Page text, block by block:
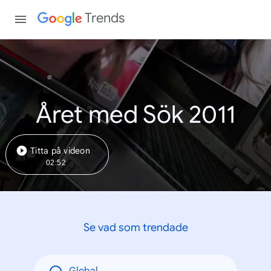
Trends
Året med Sök 2011
Titta på videon
02:52
Se vad som trendade